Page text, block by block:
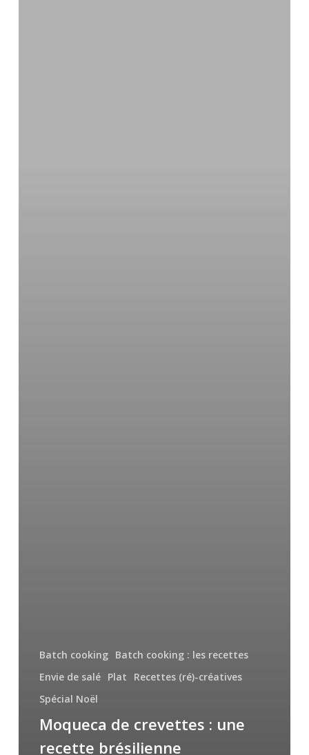
Batch cooking Batch cooking : les recettes
Envie de salé Plat
Recettes (ré)-créatives
Spécial Noël
Moqueca de crevettes : une
recette brésilienne